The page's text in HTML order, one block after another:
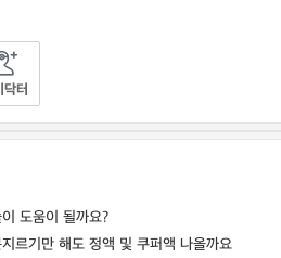
닥터
도움이 될까요?
르기만 해도 정액 및 쿠퍼액 나올까요